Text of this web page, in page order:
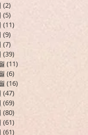
(2)
(5)
(11)
(9)
(7)
(39)
(11)
(6)
(16)
(47)
(69)
(80)
(61)
(61)